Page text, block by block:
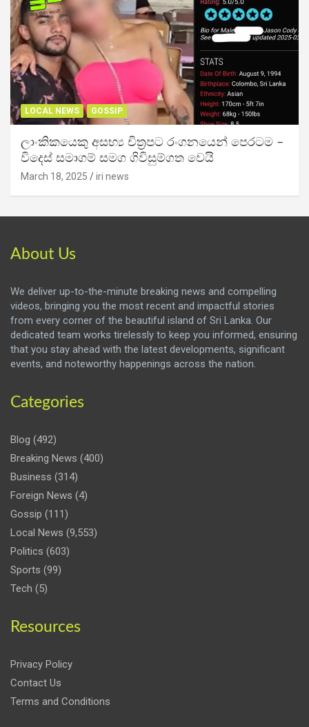
LOCAL NEWS GOSSIP
ලාංකිකයෙකු අසභ්‍ය චිත්‍රපට රංගනයෙන් පෙරටම –
විදෙස් සමාගම් සමග ගිවිසුම්ගත වෙයි
March 18, 2025 iri news
About Us
We deliver up-to-the-minute breaking news and compelling
videos, bringing you the most recent and impactful stories
from every corner of the beautiful island of Sri Lanka. Our
dedicated team works tirelessly to keep you informed, ensuring
that you stay ahead with the latest developments, significant
events, and noteworthy happenings across the nation.
Categories
Blog (492)
Breaking News (400)
Business (314)
Foreign News (4)
Gossip (111)
Local News (9,553)
Politics (603)
Sports (99)
Tech (5)
Resources
Privacy Policy
Contact Us
Terms and Conditions